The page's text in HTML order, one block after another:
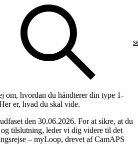
om, hvordan du håndterer din type 1-
er, hvad du skal vide.
den 30.06.2026. For at sikre, at du
tilslutning, leder vi dig videre til det
– myLoop, drevet af CamAPS